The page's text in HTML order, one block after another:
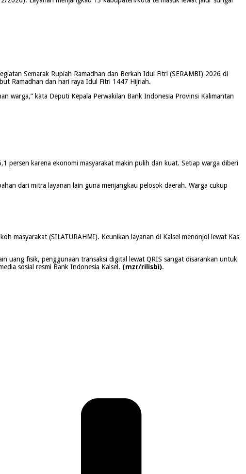
Semarak Rupiah Ramadhan dan Berkah Idul Fitri (SERAMBI) 2026 di
Ramadhan dan hari raya Idul Fitri 1447 Hijriah.
warga,” kata Deputi Kepala Perwakilan Bank Indonesia Provinsi Kalimantan
persen karena ekonomi masyarakat makin pulih dan kuat. Setiap warga diberi
dari mitra layanan lain guna menjangkau pelosok daerah. Warga cukup
masyarakat (SILATURAHMI). Keunikan layanan di Kalsel menonjol lewat Kas
uang fisik, penggunaan transaksi digital lewat QRIS sangat disarankan untuk
sosial resmi Bank Indonesia Kalsel. (mzr/rilisbi).